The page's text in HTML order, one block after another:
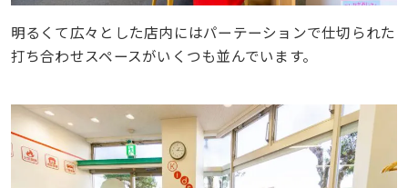
明るくて広々とした店内にはパーテーションで仕切られた
打ち合わせスペースがいくつも並んでいます。